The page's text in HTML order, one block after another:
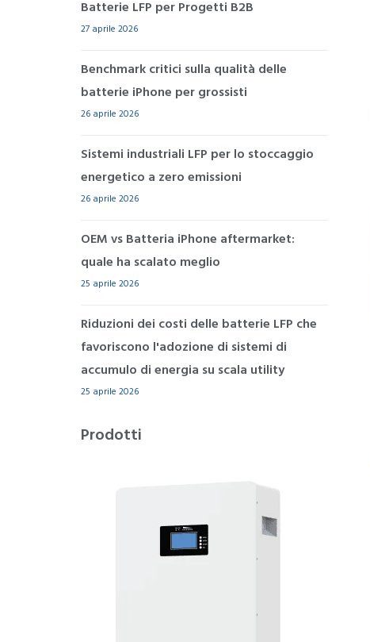
Batterie LFP per Progetti B2B
27 aprile 2026
Benchmark critici sulla qualità delle
batterie iPhone per grossisti
26 aprile 2026
Sistemi industriali LFP per lo stoccaggio
energetico a zero emissioni
26 aprile 2026
OEM vs Batteria iPhone aftermarket:
quale ha scalato meglio
25 aprile 2026
Riduzioni dei costi delle batterie LFP che
favoriscono l'adozione di sistemi di
accumulo di energia su scala utility
25 aprile 2026
Prodotti
IMPILABILE
4 PRODOTTI